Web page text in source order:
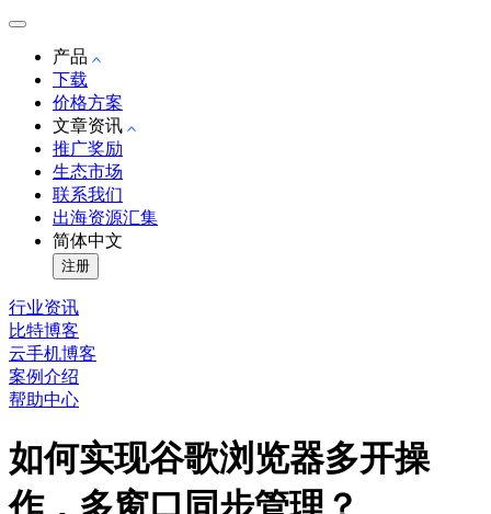
产品
下载
价格方案
文章资讯
推广奖励
生态市场
联系我们
出海资源汇集
简体中文
注册
行业资讯
比特博客
云手机博客
案例介绍
帮助中心
如何实现谷歌浏览器多开操